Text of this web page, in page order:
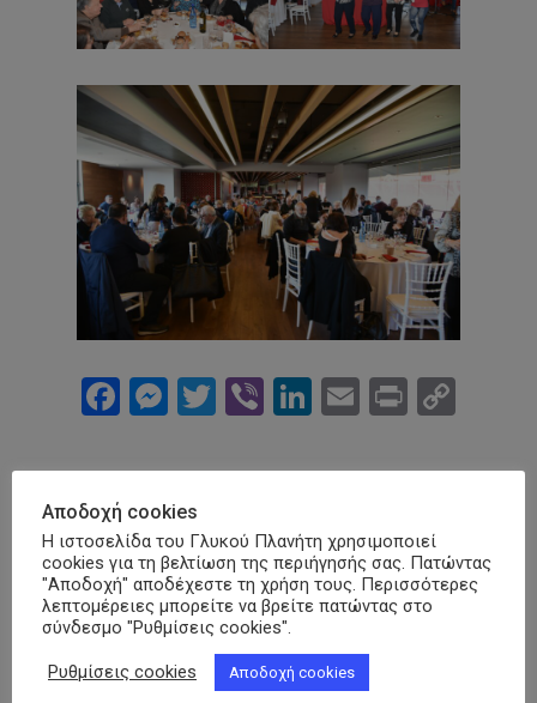
Facebook
Messenger
Twitter
ViberLinkedIn
Email
Print
Γραμματεία ΠΟΣΣΑΣΔΙΑ
Αποδοχή cookies
Η ιστοσελίδα του Γλυκού Πλανήτη χρησιμοποιεί
cookies για τη βελτίωση της περιήγησής σας. Πατώντας
"Αποδοχή" αποδέχεστε τη χρήση τους. Περισσότερες
λεπτομέρειες μπορείτε να βρείτε πατώντας στο
σύνδεσμο "Ρυθμίσεις cookies".
Ρυθμίσεις cookies Αποδοχή cookies